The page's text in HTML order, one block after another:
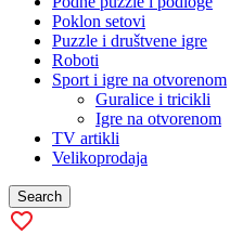
Poklon setovi
Puzzle i društvene igre
Roboti
Sport i igre na otvorenom
Guralice i tricikli
Igre na otvorenom
TV artikli
Velikoprodaja
Search